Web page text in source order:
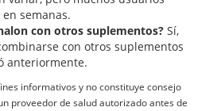
semanas.
con otros suplementos? Sí,
con otros suplementos
anteriormente.
informativos y no constituye consejo
proveedor de salud autorizado antes de